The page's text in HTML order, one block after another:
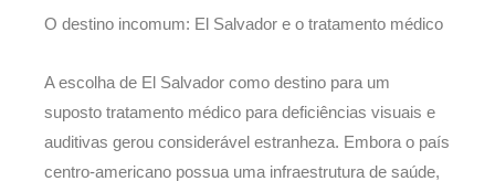
O destino incomum: El Salvador e o tratamento médico
A escolha de El Salvador como destino para um
suposto tratamento médico para deficiências visuais e
auditivas gerou considerável estranheza. Embora o país
centro-americano possua uma infraestrutura de saúde,